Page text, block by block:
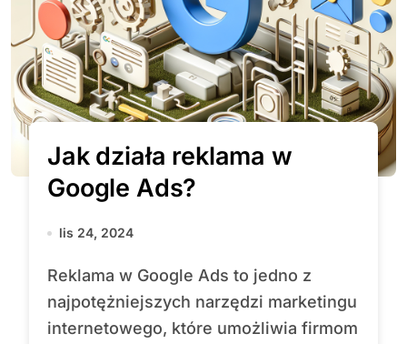
Jak działa reklama w
Google Ads?
lis 24, 2024
Reklama w Google Ads to jedno z
najpotężniejszych narzędzi marketingu
internetowego, które umożliwia firmom